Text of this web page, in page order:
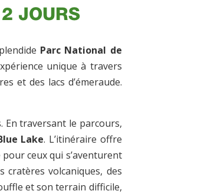
JOURS
Parc National de
unique à travers
et des lacs d’émeraude.
En traversant le parcours,
Lake. L’itinéraire offre
ceux qui s’aventurent
volcaniques, des
et son terrain difficile,